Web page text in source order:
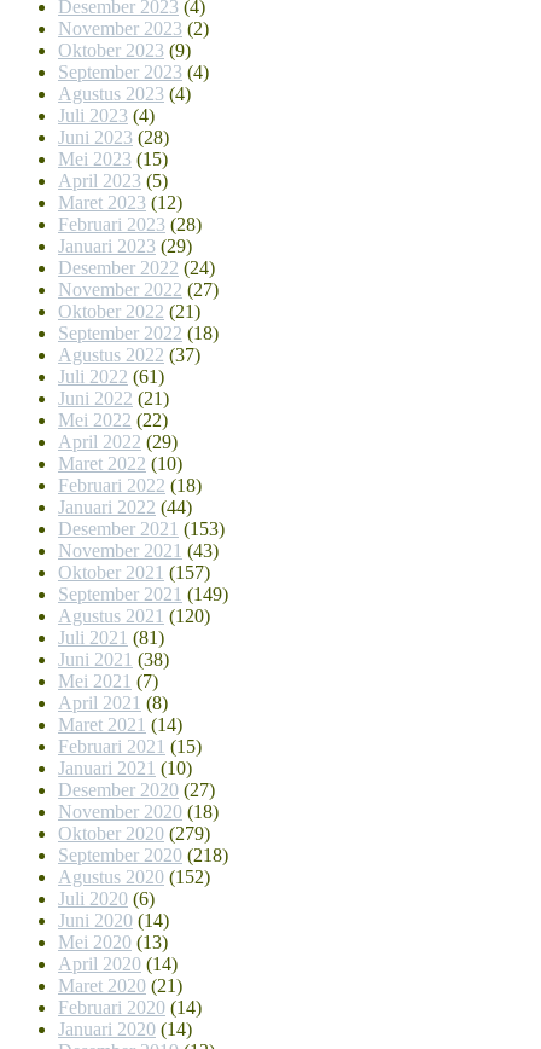
Desember 2023 (4)
November 2023 (2)
Oktober 2023 (9)
September 2023 (4)
Agustus 2023 (4)
Juli 2023 (4)
Juni 2023 (28)
Mei 2023 (15)
April 2023 (5)
Maret 2023 (12)
Februari 2023 (28)
Januari 2023 (29)
Desember 2022 (24)
November 2022 (27)
Oktober 2022 (21)
September 2022 (18)
Agustus 2022 (37)
Juli 2022 (61)
Juni 2022 (21)
Mei 2022 (22)
April 2022 (29)
Maret 2022 (10)
Februari 2022 (18)
Januari 2022 (44)
Desember 2021 (153)
November 2021 (43)
Oktober 2021 (157)
September 2021 (149)
Agustus 2021 (120)
Juli 2021 (81)
Juni 2021 (38)
Mei 2021 (7)
April 2021 (8)
Maret 2021 (14)
Februari 2021 (15)
Januari 2021 (10)
Desember 2020 (27)
November 2020 (18)
Oktober 2020 (279)
September 2020 (218)
Agustus 2020 (152)
Juli 2020 (6)
Juni 2020 (14)
Mei 2020 (13)
April 2020 (14)
Maret 2020 (21)
Februari 2020 (14)
Januari 2020 (14)